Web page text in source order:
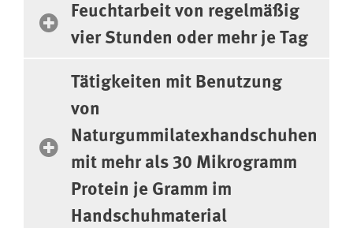
Feuchtarbeit von regelmäßig
vier Stunden oder mehr je Tag
Tätigkeiten mit Benutzung
von
Naturgummilatexhandschuhen
mit mehr als 30 Mikrogramm
Protein je Gramm im
Handschuhmaterial